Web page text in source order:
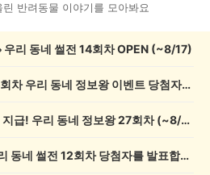
반려동물 이야기를 모아봐요
리 동네 썰전 14회차 OPEN (~8/17)
💰[당첨자 발표] 26회차 우리 동네 정보왕 이벤트 당첨자를 발표합니다!
💸 전원 2,000캐시 지급! 우리 동네 정보왕 27회차 (~8/10)
💰[당첨자 발표] 우리 동네 썰전 12회차 당첨자를 발표합니다!